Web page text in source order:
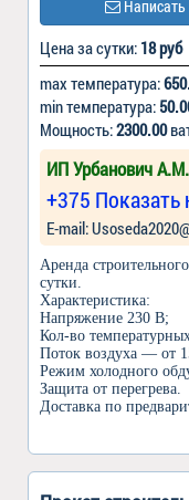
Написать
Цена за сутки: 18 руб
max температура:
min температура:
Мощность:2300.00
ИП Урбанович А.М.
+375 Показать
Е-mail:
Аренда
сутки.
Характеристика:
Напряжение 230 В;
Кол-во
Поток воздуха — от
Режим холодного
Защита от перегрева.
Доставка по